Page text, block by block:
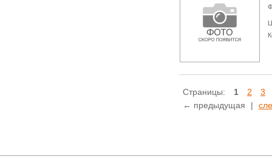
Страницы: 1 2
3
← предыдущая
|